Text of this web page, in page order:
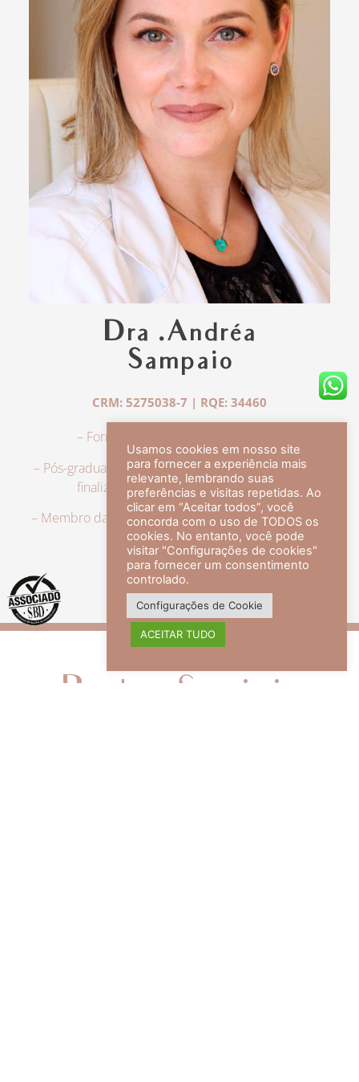
Dra .Andréa
Sampaio
CRM: 5275038-7 | RQE: 34460
– Formação em Medicina pela UFRJ.
– Pós-graduação em Dermatologia pela UFRJ, tendo
finalizado a especialização em 2007.
– Membro da Sociedade Brasileira de Dermatologia,
com título de especialista.
veja mais +
Redes Sociais
Usamos cookies em nosso site
para fornecer a experiência mais
relevante, lembrando suas
preferências e visitas repetidas. Ao
clicar em “Aceitar todos”, você
concorda com o uso de TODOS os
cookies. No entanto, você pode
visitar "Configurações de cookies"
para fornecer um consentimento
controlado.
Configurações de Cookie
ACEITAR TUDO